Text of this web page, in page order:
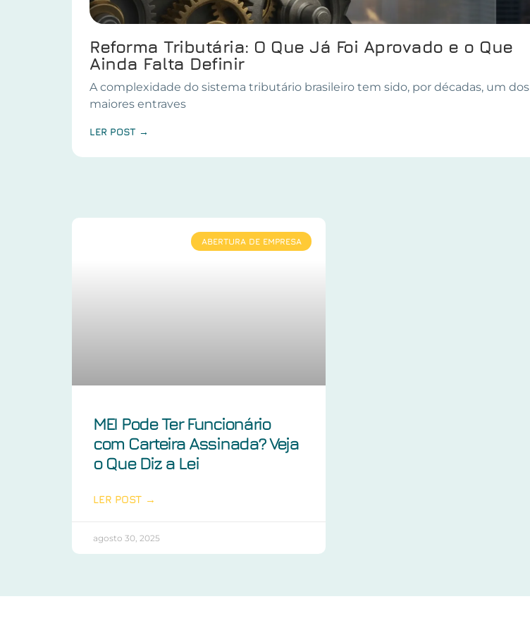
Reforma Tributária: O Que Já Foi Aprovado e o Que
Ainda Falta Definir
A complexidade do sistema tributário brasileiro tem sido, por décadas, um dos
maiores entraves
LER POST →
ABERTURA DE EMPRESA
MEI Pode Ter Funcionário
com Carteira Assinada? Veja
o Que Diz a Lei
LER POST →
agosto 30, 2025